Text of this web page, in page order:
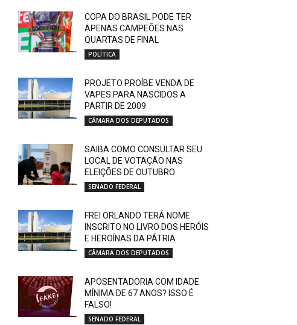
COPA DO BRASIL PODE TER
APENAS CAMPEÕES NAS
QUARTAS DE FINAL
POLÍTICA
PROJETO PROÍBE VENDA DE
VAPES PARA NASCIDOS A
PARTIR DE 2009
CÂMARA DOS DEPUTADOS
SAIBA COMO CONSULTAR SEU
LOCAL DE VOTAÇÃO NAS
ELEIÇÕES DE OUTUBRO
SENADO FEDERAL
FREI ORLANDO TERÁ NOME
INSCRITO NO LIVRO DOS HERÓIS
E HEROÍNAS DA PÁTRIA
CÂMARA DOS DEPUTADOS
APOSENTADORIA COM IDADE
MÍNIMA DE 67 ANOS? ISSO É
FALSO!
SENADO FEDERAL